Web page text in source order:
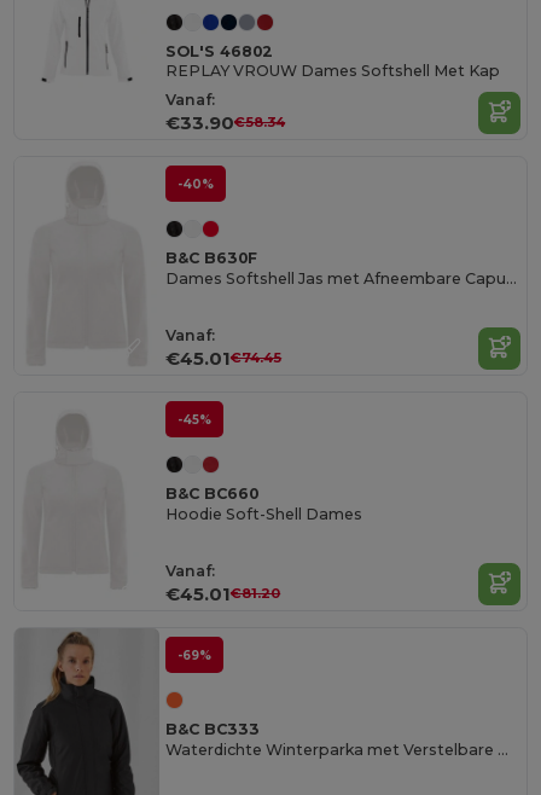
SOL'S 46802
REPLAY VROUW Dames Softshell Met Kap
Vanaf:
€33.90€58.34
-40%
B&C B630F
Dames Softshell Jas met Afneembare Capuchon
Vanaf:
€45.01€74.45
-45%
B&C BC660
Hoodie Soft-Shell Dames
Vanaf:
€45.01€81.20
-69%
B&C BC333
Waterdichte Winterparka met Verstelbare Manchetten